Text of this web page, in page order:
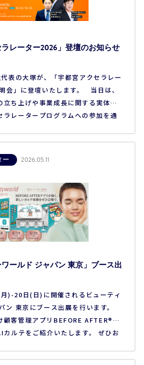
ラレーター2026」登壇のお知らせ
表の大塚が、「宇都宮アクセラレー
会」に登壇いたします。 当日は、
立ち上げや事業成長に関する実体験
ラレータープログラムへの参加を通
などについてお話しする予定です。
業や新規事業に挑戦する方へ向け
魅力や活用方法に…
ー 2026.05.11
ワールド ジャパン 東京」ブース出
)-20日(日)に開催されるビューティ
ン 東京にブース出展を行います。
顧客管理アプリBEFORE AFTER®の
カルテをご紹介いたします。 ぜひお
東京（第28回） 【会期】2026年5